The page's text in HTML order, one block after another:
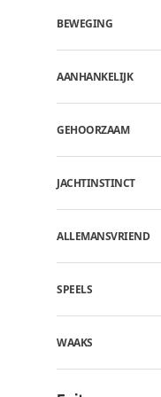
BEWEGING
AANHANKELIJK
GEHOORZAAM
JACHTINSTINCT
ALLEMANSVRIEND
SPEELS
WAAKS